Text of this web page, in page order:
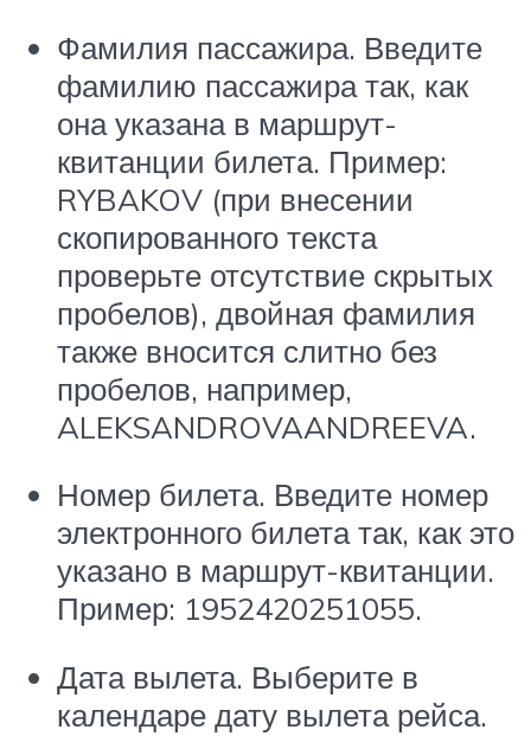
Фамилия пассажира. Введите
фамилию пассажира так, как
она указана в маршрут-
квитанции билета. Пример:
RYBAKOV (при внесении
скопированного текста
проверьте отсутствие скрытых
пробелов), двойная фамилия
также вносится слитно без
пробелов, например,
ALEKSANDROVAANDREEVA.
Номер билета. Введите номер
электронного билета так, как это
указано в маршрут-квитанции.
Пример: 1952420251055.
Дата вылета. Выберите в
календаре дату вылета рейса.